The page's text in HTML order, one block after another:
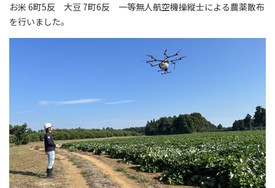
お米 6町5反 大豆 7町6反 一等無人航空機操縦士による農薬散布
を行いました。